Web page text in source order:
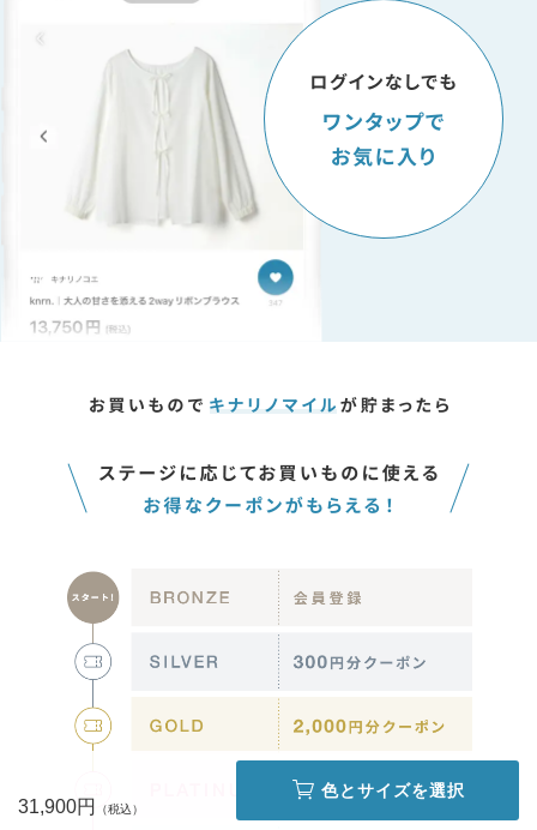
31,900円
色とサイズを選択